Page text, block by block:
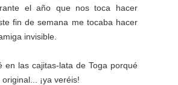
el año que nos toca hacer
fin de semana me tocaba hacer
invisible.
en las cajitas-lata de Toga porqué
¡ya veréis!